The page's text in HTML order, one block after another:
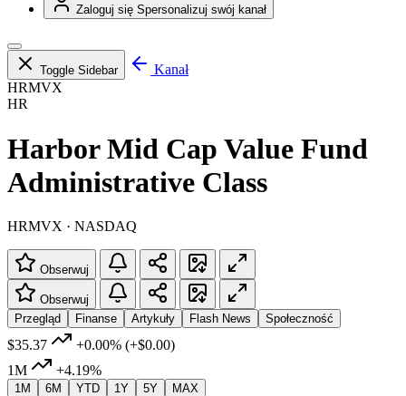
Zaloguj się Spersonalizuj swój kanał
Toggle Sidebar
Kanał
HRMVX
HR
Harbor Mid Cap Value Fund
Administrative Class
HRMVX · NASDAQ
Obserwuj
Obserwuj
Przegląd
Finanse Artykuły Flash News Społeczność
$35.37 +0.00% (+$0.00)
1M
+4.19%
1M 6M YTD 1Y 5Y MAX